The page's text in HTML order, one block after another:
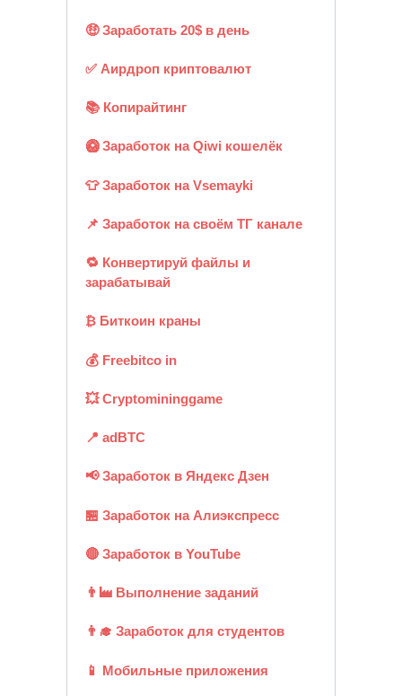
🤑 Заработать 20$ в день
✅ Аирдроп криптовалют
📚 Копирайтинг
🥝 Заработок на Qiwi кошелёк
👕 Заработок на Vsemayki
📌 Заработок на своём ТГ канале
🔁 Конвертируй файлы и
зарабатывай
₿ Биткоин краны
💰 Freebitco in
💥 Cryptomininggame
📍 adBTC
📢 Заработок в Яндекс Дзен
🏪 Заработок на Алиэкспресс
🔴 Заработок в YouTube
👨‍🏭 Выполнение заданий
👨‍🎓 Заработок для студентов
📱 Мобильные приложения